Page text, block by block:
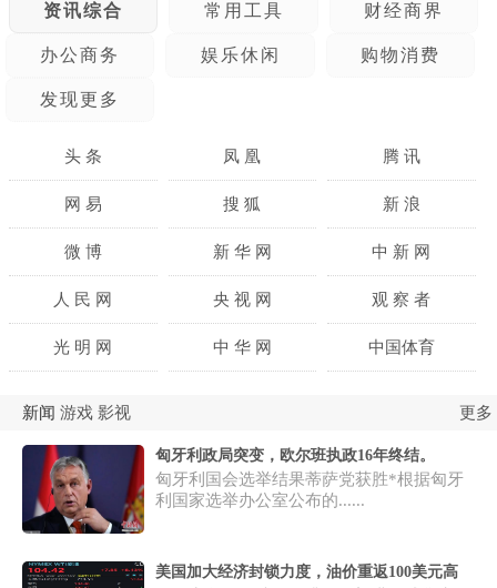
资讯综合 常用工具 财经商界
办公商务 娱乐休闲 购物消费
发现更多
头 条 凤 凰 腾 讯
网 易 搜 狐 新 浪
微 博 新 华 网 中 新 网
人 民 网 央 视 网 观 察 者
光 明 网 中 华 网 中国体育
环球时报 大公网络
封面新闻 界面新闻 澎湃新闻
哔哩哔哩
新闻 游戏 影视 更多
匈牙利政局突变，欧尔班执政16年终结。
匈牙利国会选举结果蒂萨党获胜*根据匈牙
利国家选举办公室公布的......
美国加大经济封锁力度，油价重返100美元高